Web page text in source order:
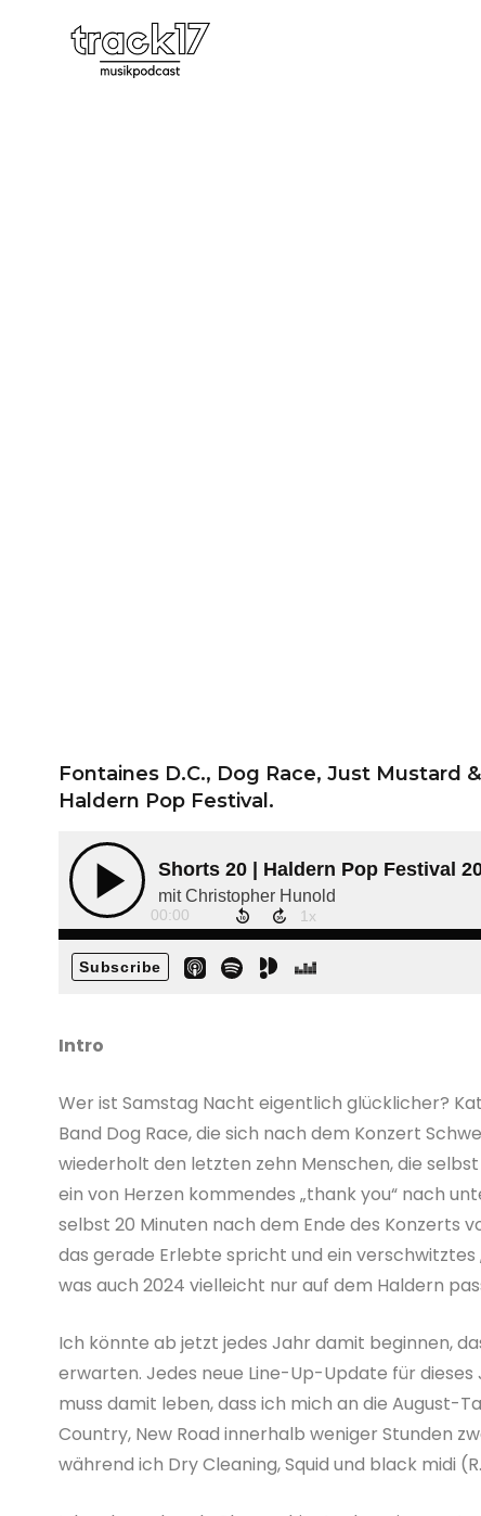
Fontaines D.C., Dog Race, Just Mustard
Haldern Pop Festival.
Intro
Wer ist Samstag Nacht eigentlich glücklicher?
Band Dog Race, die sich nach dem Konzert
wiederholt den letzten zehn Menschen, die
ein von Herzen kommendes „thank you“ nach
selbst 20 Minuten nach dem Ende des Konzerts
das gerade Erlebte spricht und ein
was auch 2024 vielleicht nur auf dem Haldern
Ich könnte ab jetzt jedes Jahr damit beginnen,
erwarten. Jedes neue Line-Up-Update für
muss damit leben, dass ich mich an die August-
Country, New Road innerhalb weniger Stunden
während ich Dry Cleaning, Squid und black midi